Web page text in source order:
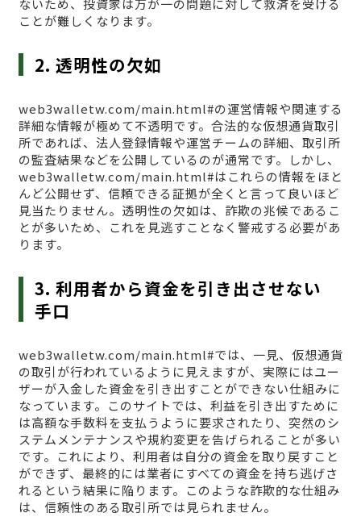
ないため、投資家は万が一の問題に対して救済を受ける
ことが難しくなります。
2. 透明性の欠如
web3walletw.com/main.html#の運営情報や関連する
詳細な情報が極めて不透明です。合法的な仮想通貨取引
所であれば、法人登録情報や運営チームの詳細、取引所
の監査結果などを公開しているのが通常です。しかし、
web3walletw.com/main.html#はこれらの情報をほと
んど公開せず、信頼できる証拠が全くと言って良いほど
見当たりません。透明性の欠如は、詐欺の兆候であるこ
とが多いため、これを見逃すことなく警戒する必要があ
ります。
3. 利用者から資金を引き出させない
手口
web3walletw.com/main.html#では、一見、仮想通貨
の取引が行われているように見えますが、実際にはユー
ザーが入金した資金を引き出すことができない仕組みに
なっています。このサイトでは、利益を引き出すために
は高額な手数料を支払うように要求されたり、突然のシ
ステムメンテナンスや規約変更を告げられることが多い
です。これにより、利用者は自分の資金を取り戻すこと
ができず、最終的には業者にすべての資金を持ち逃げさ
れるという結果に陥ります。このような詐欺的な仕組み
は、信頼性のある取引所では見られません。